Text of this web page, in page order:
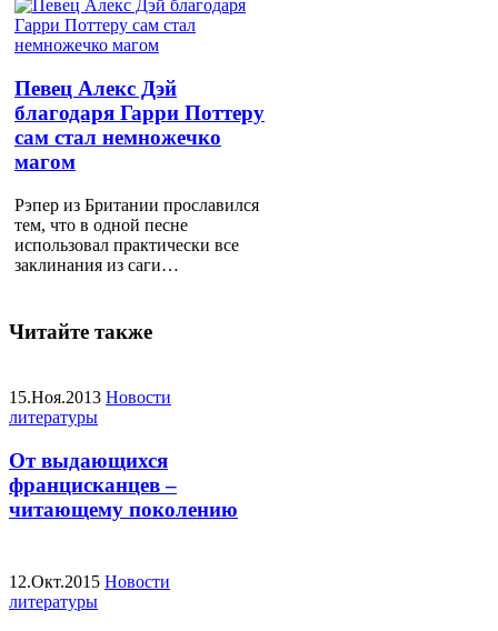
Певец Алекс Дэй
благодаря Гарри Поттеру
сам стал немножечко
магом
Рэпер из Британии прославился
тем, что в одной песне
использовал практически все
заклинания из саги…
Читайте также
15.Ноя.2013 Новости
литературы
От выдающихся
францисканцев –
читающему поколению
12.Окт.2015 Новости
литературы